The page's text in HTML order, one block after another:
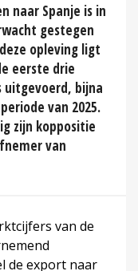
naar Spanje is in
gestegen
opleving ligt
eerste drie
uitgevoerd, bijna
van 2025.
zijn koppositie
van
van de
de export naar